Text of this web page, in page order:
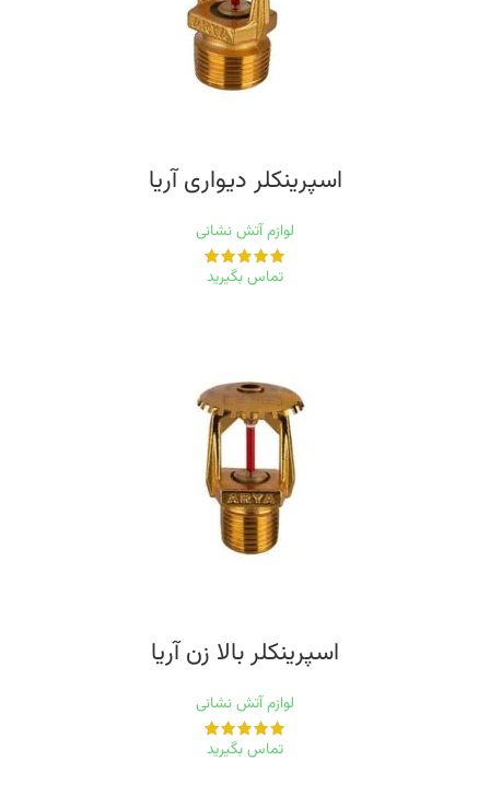
اسپرینکلر دیواری‭ ‬آریا
لوازم آتش نشانی
تماس بگیرید
اسپرینکلر بالا زن‭ ‬آریا
لوازم آتش نشانی
تماس بگیرید